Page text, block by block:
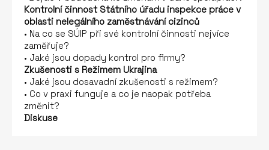
Kontrolní činnost Státního úřadu inspekce práce v
oblasti nelegálního zaměstnávání cizinců
• Na co se SÚIP při své kontrolní činnosti nejvíce
zaměřuje?
• Jaké jsou dopady kontrol pro firmy?
Zkušenosti s Režimem Ukrajina
• Jaké jsou dosavadní zkušenosti s režimem?
• Co v praxi funguje a co je naopak potřeba
změnit?
Diskuse